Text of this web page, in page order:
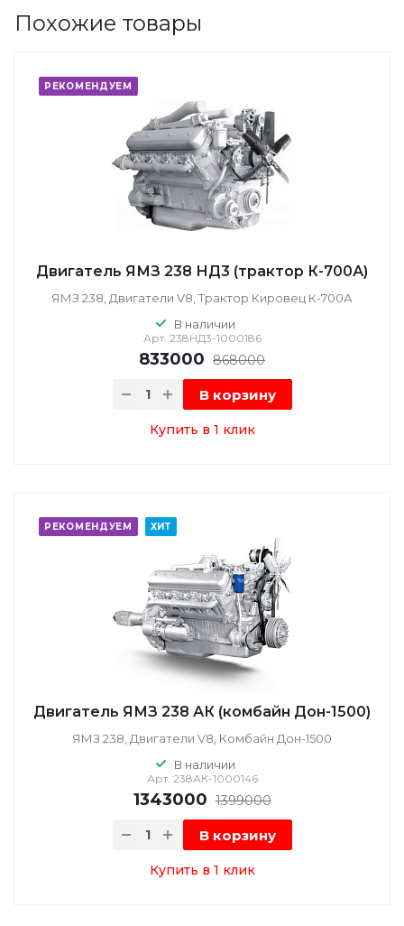
Похожие товары
РЕКОМЕНДУЕМ
Двигатель ЯМЗ 238 НД3 (трактор К-700А)
ЯМЗ 238, Двигатели V8, Трактор Кировец К-700А
В наличии
Арт. 238НД3-1000186
833000 868000
В корзину
Купить в 1 клик
РЕКОМЕНДУЕМ ХИТ
Двигатель ЯМЗ 238 АК (комбайн Дон-1500)
ЯМЗ 238, Двигатели V8, Комбайн Дон-1500
В наличии
Арт. 238АК-1000146
1343000 1399000
В корзину
Купить в 1 клик